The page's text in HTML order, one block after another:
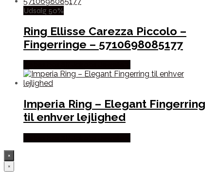
Udsalg 50%
Ring Ellisse Carezza Piccolo –
Fingerringe – 5710698085177
Imperia Ring – Elegant Fingerring
til enhver lejlighed
×
×